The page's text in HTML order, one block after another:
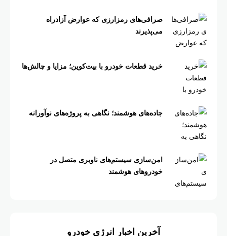
صرافی‌های رمزارزی که عوارض آزادراه
می‌پذیرند
خرید قطعات خودرو با بیت‌کوین؛ مزایا و چالش‌ها
جاده‌های هوشمند؛ نگاهی به پروژه‌های نوآورانه
امن‌سازی سیستم‌های ناوبری متصل در
خودروهای هوشمند
آخرین اخبار انرژی خودرو